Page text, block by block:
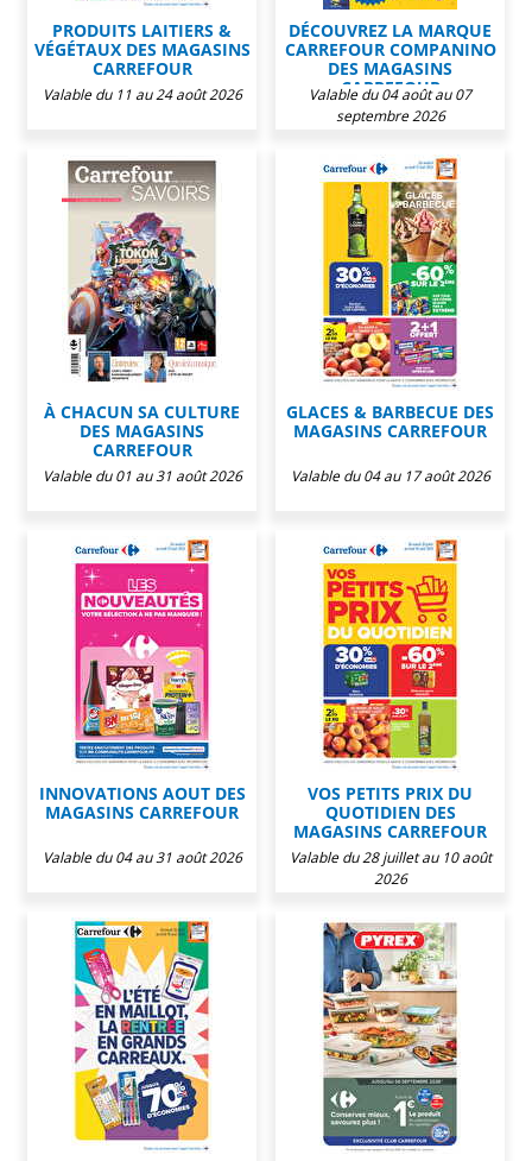
PRODUITS LAITIERS &
VÉGÉTAUX DES MAGASINS
CARREFOUR
Valable du 11 au 24 août 2026
DÉCOUVREZ LA MARQUE
CARREFOUR COMPANINO
DES MAGASINS
CARREFOUR
Valable du 04 août au 07
septembre 2026
À CHACUN SA CULTURE
DES MAGASINS
CARREFOUR
Valable du 01 au 31 août 2026
GLACES & BARBECUE DES
MAGASINS CARREFOUR
Valable du 04 au 17 août 2026
INNOVATIONS AOUT DES
MAGASINS CARREFOUR
Valable du 04 au 31 août 2026
VOS PETITS PRIX DU
QUOTIDIEN DES
MAGASINS CARREFOUR
Valable du 28 juillet au 10 août
2026